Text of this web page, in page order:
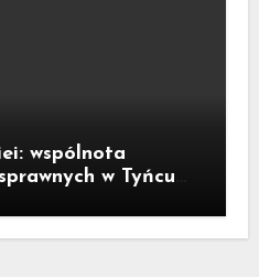
wspólnota
w Tyńcu